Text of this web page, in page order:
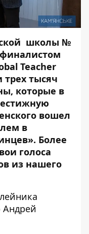
школы №
Teacher
трех тысяч
которые в
вошел
в
Более
голоса
из нашего
Андрей